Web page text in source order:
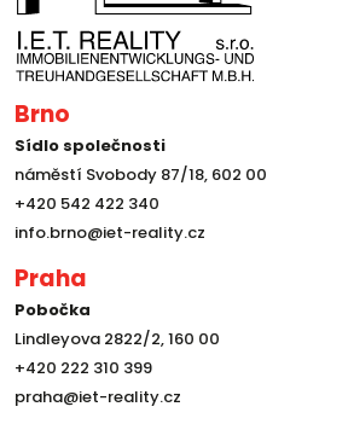
Brno
Sídlo společnosti
náměstí Svobody 87/18, 602 00
+420 542 422 340
info.brno@iet-reality.cz
Praha
Pobočka
Lindleyova 2822/2, 160 00
+420 222 310 399
praha@iet-reality.cz